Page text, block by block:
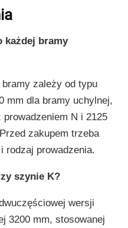
każdej bramy
zależy od typu
mm dla bramy uchylnej,
N i 2125
zakupem trzeba
rodzaj prowadzenia.
szynie K?
wersji
3200 mm, stosowanej